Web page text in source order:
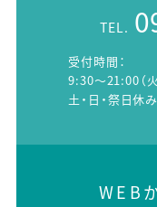
TEL.
受付時間：
9:30～21:00（火
土・日・祭日休み
WEB